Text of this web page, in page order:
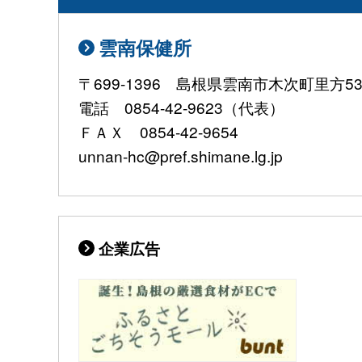
雲南保健所
〒699-1396 島根県雲南市木次町里方
電話 0854-42-9623（代表）
ＦＡＸ 0854-42-9654
unnan-hc@pref.shimane.lg.jp
企業広告